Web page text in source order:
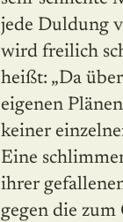
jede Duldung
wird freilich
heißt: „Da
eigenen
keiner
Eine
ihrer
gegen die